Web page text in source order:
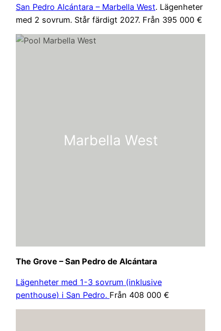
San Pedro Alcántara – Marbella West. Lägenheter
med 2 sovrum. Står färdigt 2027. Från 395 000 €
Marbella West
The Grove – San Pedro de Alcántara
Lägenheter med 1-3 sovrum (inklusive
penthouse) i San Pedro. Från 408 000 €